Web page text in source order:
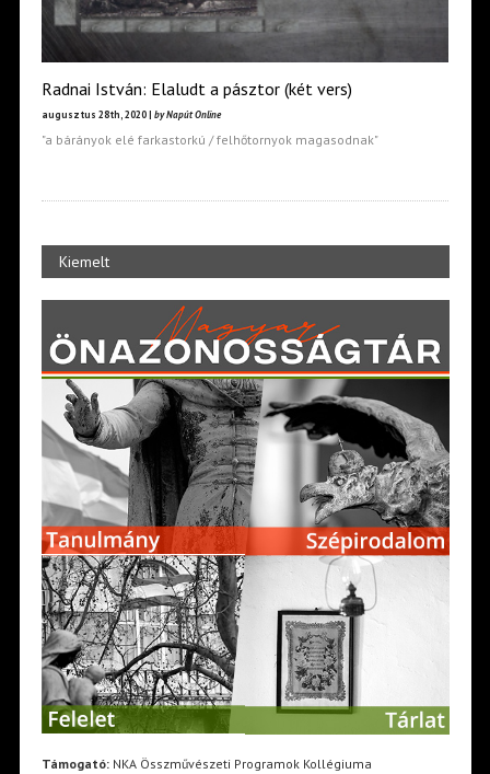
Radnai István: Elaludt a pásztor (két vers)
augusztus 28th, 2020 | by Napút Online
"a bárányok elé farkastorkú / felhőtornyok magasodnak"
Kiemelt
Támogató:NKA Összművészeti Programok Kollégiuma